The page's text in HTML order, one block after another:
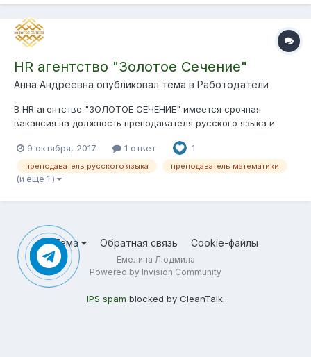
HR агентство "Золотое Сечение"
Анна Андреевна опубликовал тема в Работодатели
В HR агентстве "ЗОЛОТОЕ СЕЧЕНИЕ" имеется срочная
вакансия на должность преподавателя русского языка и
5/2 (с 10:00 до 20:00) Уровень заработной платы: от 70 000
руб. Школа: г. Москва (ст. м. Раменки). Должностные
обязанности...
9 октября, 2017 1 ответ 1
преподаватель русского языка преподаватель математики
(и ещё 1 )
Тема Обратная связь Cookie-файлы
Емелина Людмила
Powered by Invision Community
IPS spam blocked by CleanTalk.